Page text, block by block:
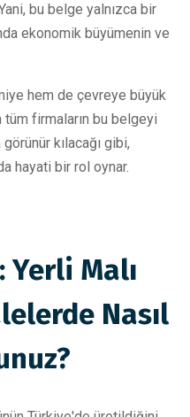
bu belge yalnızca bir
ekonomik büyümenin ve
hem de çevreye büyük
tüm firmaların bu belgeyi
kılacağı gibi,
hayati bir rol oynar.
Malı
Nasıl